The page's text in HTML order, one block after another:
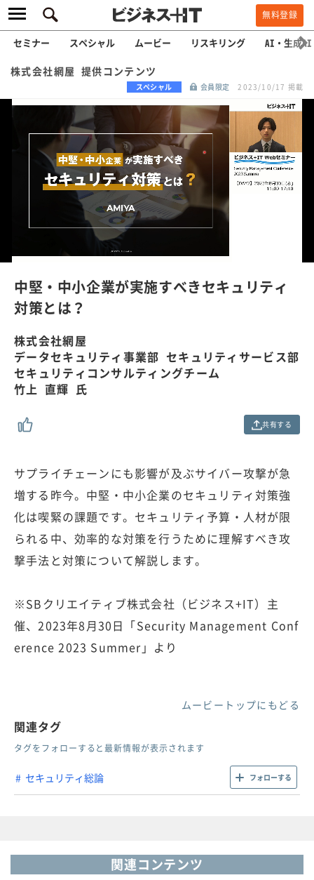
無料登録
セミナー スペシャル ムービー リスキリング AI・生成AI
株式会社網屋 提供コンテンツ
スペシャル 会員限定 2023/10/17 掲載
m
L
o
e
1
%
中堅・中小企業が実施すべきセキュリティ
対策とは？
株式会社網屋
データセキュリティ事業部 セキュリティサービス部
セキュリティコンサルティングチーム
竹上 直輝 氏
共有する
サプライチェーンにも影響が及ぶサイバー攻撃が急
増する昨今。中堅・中小企業のセキュリティ対策強
化は喫緊の課題です。セキュリティ予算・人材が限
られる中、効率的な対策を行うために理解すべき攻
撃手法と対策について解説します。
※SBクリエイティブ株式会社（ビジネス+IT）主
催、2023年8月30日「Security Management Conf
erence 2023 Summer」より
ムービートップにもどる
関連タグ
タグをフォローすると最新情報が表示されます
セキュリティ総論 フォローする
関連コンテンツ